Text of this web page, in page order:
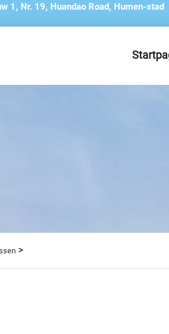
1, Nr. 19, Huandao Road, Humen-stad
>